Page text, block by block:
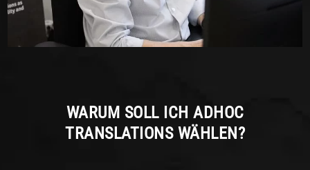
WARUM SOLL ICH ADHOC
TRANSLATIONS WÄHLEN?